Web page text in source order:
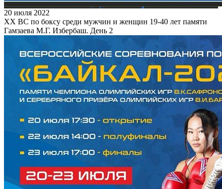
20 июля 2022
XX ВС по боксу среди мужчин и женщин 19-40 лет памяти
Гамзаева М.Г. Избербаш. День 2